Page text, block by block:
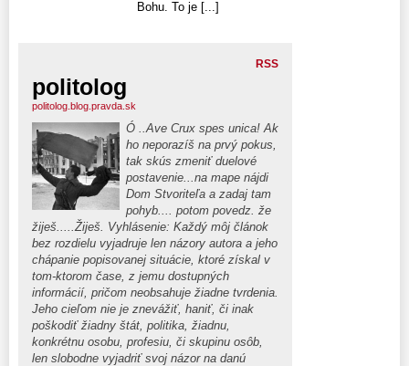
Bohu. To je [...]
RSS
politolog
politolog.blog.pravda.sk
Ó ..Ave Crux spes unica! Ak
ho neporazíš na prvý pokus,
tak skús zmeniť duelové
postavenie...na mape nájdi
Dom Stvoriteľa a zadaj tam
pohyb.... potom povedz. že
žiješ.....Žiješ. Vyhlásenie: Každý môj článok
bez rozdielu vyjadruje len názory autora a jeho
chápanie popisovanej situácie, ktoré získal v
tom-ktorom čase, z jemu dostupných
informácií, pričom neobsahuje žiadne tvrdenia.
Jeho cieľom nie je znevážiť, haniť, či inak
poškodiť žiadny štát, politika, žiadnu,
konkrétnu osobu, profesiu, či skupinu osôb,
len slobodne vyjadriť svoj názor na danú